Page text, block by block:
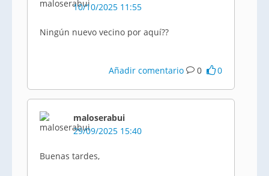
10/10/2025 11:55
Ningún nuevo vecino por aquí??
Añadir comentario 0 0
maloserabui
29/09/2025 15:40
Buenas tardes,